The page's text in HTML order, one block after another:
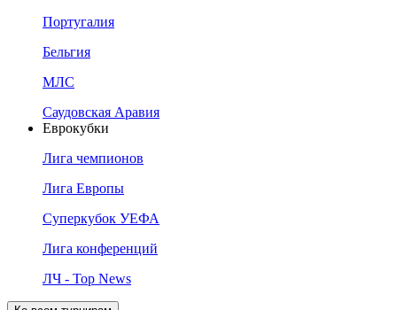
Португалия
Бельгия
МЛС
Саудовская Аравия
Еврокубки
Лига чемпионов
Лига Европы
Суперкубок УЕФА
Лига конференций
ЛЧ - Top News